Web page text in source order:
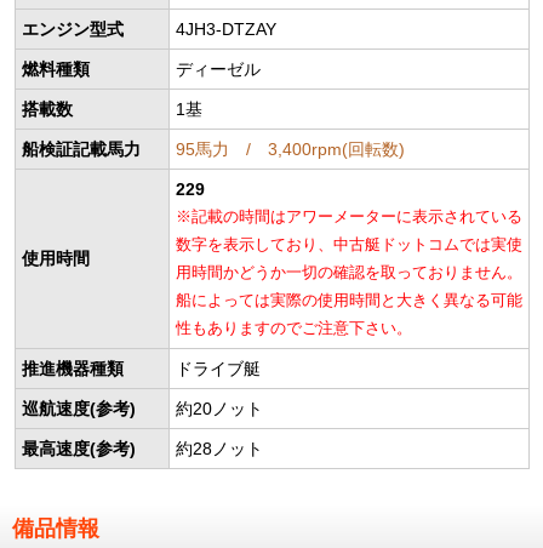
エンジン型式 4JH3-DTZAY
燃料種類 ディーゼル
搭載数 1基
船検証記載馬力 95馬力 / 3,400rpm(回転数)
使用時間
229
※記載の時間はアワーメーターに表示されている
数字を表示しており、中古艇ドットコムでは実使
用時間かどうか一切の確認を取っておりません。
船によっては実際の使用時間と大きく異なる可能
性もありますのでご注意下さい。
推進機器種類 ドライブ艇
巡航速度(参考) 約20ノット
最高速度(参考) 約28ノット
備品情報